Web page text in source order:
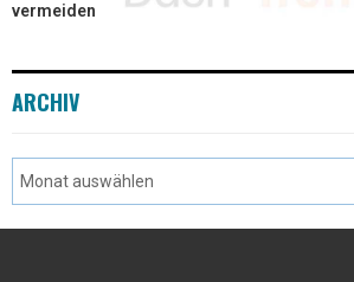
vermeiden
ARCHIV